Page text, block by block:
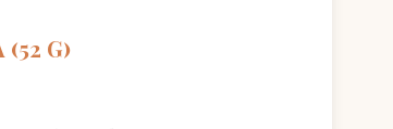
(52 G)